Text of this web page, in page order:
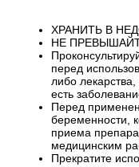
ХРАНИТЬ В
НЕ
перед
либо
есть
Перед
беременности,
приема
медицинским
Прекратите